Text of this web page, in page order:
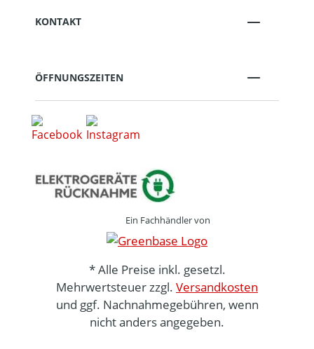
KONTAKT
ÖFFNUNGSZEITEN
Ein Fachhändler von
* Alle Preise inkl. gesetzl.
Mehrwertsteuer zzgl. Versandkosten
und ggf. Nachnahmegebühren, wenn
nicht anders angegeben.